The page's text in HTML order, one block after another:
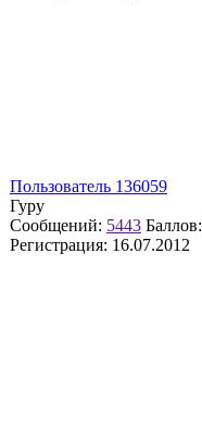
Пользователь 136059
Гуру
Сообщений: 5443 Баллов:
Регистрация: 16.07.2012